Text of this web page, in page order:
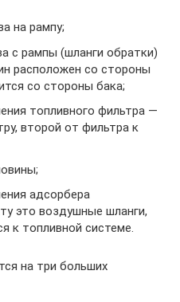
на рампу;
с рампы (шланги обратки)
расположен со стороны
со стороны бака;
топливного фильтра —
второй от фильтра к
адсорбера
это воздушные шланги,
к топливной системе.
на три больших